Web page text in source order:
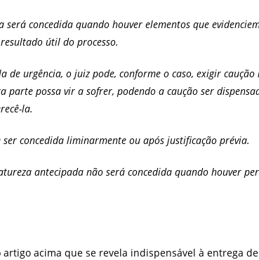
será concedida quando houver elementos que
útil do processo.
de urgência, o juiz pode, conforme o caso, exigir
parte possa vir a sofrer, podendo a caução ser
la.
ser concedida liminarmente ou após justificação prévia.
antecipada não será concedida quando houver
acima que se revela indispensável à entrega